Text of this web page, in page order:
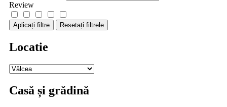
Review
Aplicați filtre Resetați filtrele
Locatie
Casă și grădină